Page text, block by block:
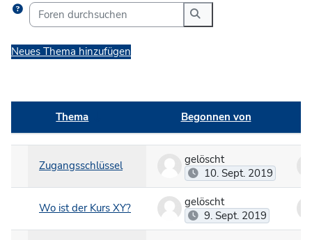
Foren durchsuchen
Foren durchsuchen
Neues Thema hinzufügen
Status
Thema Begonnen von
Zugangsschlüssel
gelöscht
10. Sept. 2019
Wo ist der Kurs XY?
gelöscht
9. Sept. 2019